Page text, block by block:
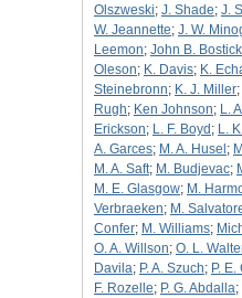
Olszweski; J. Shade; J.
W. Jeannette; J. W.
Leemon; John B. Bostick
Oleson; K. Davis; K.
Steinebronn; K. J. Miller;
Rugh; Ken Johnson; L.
Erickson; L. F. Boyd ; L.
A. Garces; M. A. Husel ;
M. A. Saft; M. Budjevac;
M. E. Glasgow; M.
Verbraeken; M.
Confer; M. Williams;
O. A. Willson; O. L.
Davila; P. A. Szuch; P.
F. Rozelle; P. G. Abdalla;